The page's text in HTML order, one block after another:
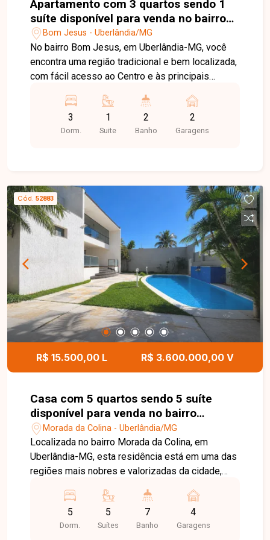
Apartamento com 3 quartos sendo 1
suíte disponível para venda no bairro
Bom Jesus em Uberlândia-MG
Bom Jesus - Uberlândia/MG
No bairro Bom Jesus, em Uberlândia-MG, você
encontra uma região tradicional e bem localizada,
com fácil acesso ao Centro e às principais
infraestrutura de comércios, escolas,
supermercados, farmácias e diversos serviços,
proporcionando praticidade e qualidade de vida.
2 vagas de garagem. O grande destaque do
imóvel é a ampla varanda gourmet com
churrasqueira, perfeita para reunir amigos e
familiares e desfrutar de momentos de lazer com
conforto e privacidade. Uma excelente
oportunidade para quem busca espaço, conforto
e uma cobertura em localização privilegiada de
Uberlândia. Entre em contato e agende sua visita!
3
Dorm.
1
Suite
2
Banho
2
Garagens
Cód. 52883
R$ 15.500,00 L R$ 3.600.000,00 V
Casa com 5 quartos sendo 5 suíte
disponível para venda no bairro
Morada da Colina em Uberlândia-MG
Morada da Colina - Uberlândia/MG
Localizada no bairro Morada da Colina, em
Uberlândia-MG, esta residência está em uma das
regiões mais nobres e valorizadas da cidade,
principais vias e proximidade com escolas,
supermercados, restaurantes, centros comerciais
e diversos serviços. O bairro oferece segurança,
5
Dorm.
5
Suítes
7
Banho
4
Garagens